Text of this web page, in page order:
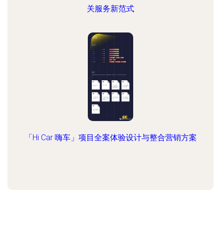
关服务新范式
「Hi Car 嗨车」项目全案体验设计与整合营销方案